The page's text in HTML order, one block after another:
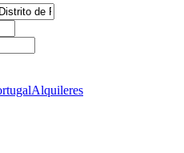
Alquileres